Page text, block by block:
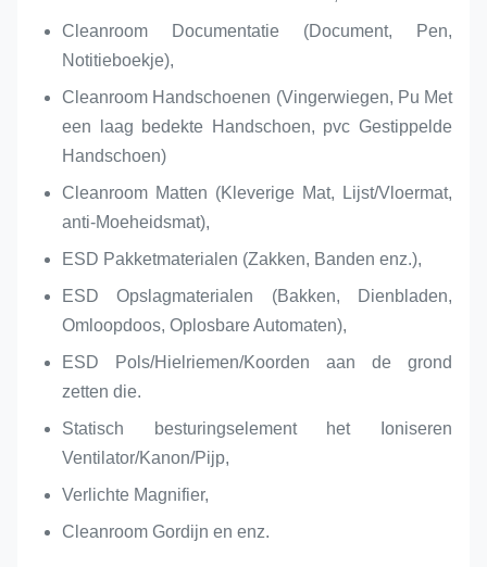
Cleanroom Documentatie (Document, Pen,
Notitieboekje),
Cleanroom Handschoenen (Vingerwiegen, Pu Met
een laag bedekte Handschoen, pvc Gestippelde
Handschoen)
Cleanroom Matten (Kleverige Mat, Lijst/Vloermat,
anti-Moeheidsmat),
ESD Pakketmaterialen (Zakken, Banden enz.),
ESD Opslagmaterialen (Bakken, Dienbladen,
Omloopdoos, Oplosbare Automaten),
ESD Pols/Hielriemen/Koorden aan de grond
zetten die.
Statisch besturingselement het Ioniseren
Ventilator/Kanon/Pijp,
Verlichte Magnifier,
Cleanroom Gordijn en enz.